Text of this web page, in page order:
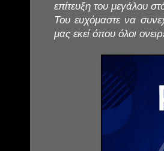
επίτευξη του μεγάλου
Του ευχόμαστε να
μας εκεί όπου όλοι